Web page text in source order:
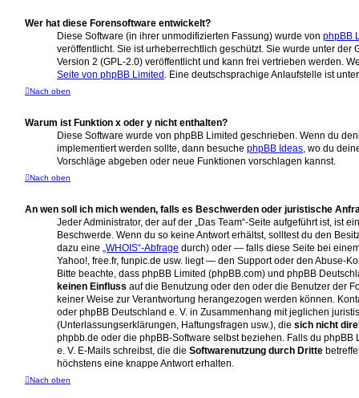
Wer hat diese Forensoftware entwickelt?
Diese Software (in ihrer unmodifizierten Fassung) wurde von phpBB
veröffentlicht. Sie ist urheberrechtlich geschützt. Sie wurde unter der
Version 2 (GPL-2.0) veröffentlicht und kann frei vertrieben werden.
Seite von phpBB Limited . Eine deutschsprachige Anlaufstelle ist
Nach oben
Warum ist Funktion x oder y nicht enthalten?
Diese Software wurde von phpBB Limited geschrieben. Wenn du
implementiert werden sollte, dann besuche phpBB Ideas , wo du
Vorschläge abgeben oder neue Funktionen vorschlagen kannst.
Nach oben
An wen soll ich mich wenden, falls es Beschwerden oder juristische
Jeder Administrator, der auf der „Das Team“-Seite aufgeführt ist, ist
Beschwerde. Wenn du so keine Antwort erhältst, solltest du den
dazu eine „WHOIS“-Abfrage durch) oder — falls diese Seite bei
Yahoo!, free.fr, funpic.de usw. liegt — den Support oder den Abuse-
Bitte beachte, dass phpBB Limited (phpBB.com) und phpBB
keinen Einfluss auf die Benutzung oder den oder die Benutzer der
keiner Weise zur Verantwortung herangezogen werden können.
oder phpBB Deutschland e. V. in Zusammenhang mit jeglichen
(Unterlassungserklärungen, Haftungsfragen usw.), die sich nicht
phpbb.de oder die phpBB-Software selbst beziehen. Falls du phpBB
e. V. E-Mails schreibst, die die Softwarenutzung durch Dritte
höchstens eine knappe Antwort erhalten.
Nach oben